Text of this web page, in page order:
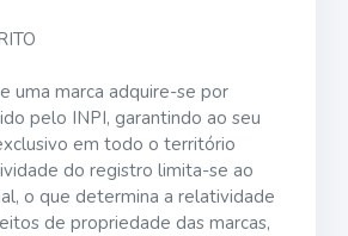
uma marca adquire-se por
pelo INPI, garantindo ao seu
em todo o território
do registro limita-se ao
o que determina a relatividade
de propriedade das marcas,